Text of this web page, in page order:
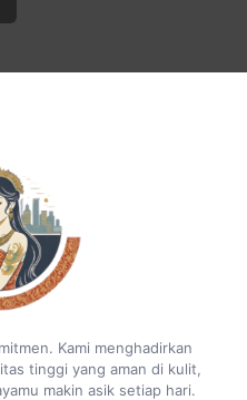
Kami menghadirkan
tinggi yang aman di kulit,
makin asik setiap hari.